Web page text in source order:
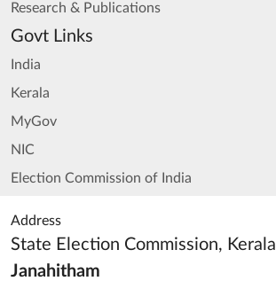
Research & Publications
Govt Links
India
Kerala
MyGov
NIC
Election Commission of India
Address
State Election Commission, Kerala
Janahitham